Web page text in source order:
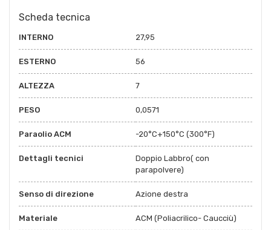
Scheda tecnica
INTERNO 27,95
ESTERNO 56
ALTEZZA 7
PESO 0,0571
Paraolio ACM -20°C+150°C (300°F)
Dettagli tecnici
Doppio Labbro( con
parapolvere)
Senso di direzione Azione destra
Materiale ACM (Poliacrilico- Caucciù)